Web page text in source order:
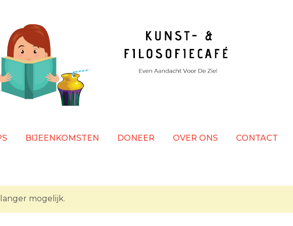
BIJEENKOMSTEN DONEER OVER ONS CONTACT
mogelijk.